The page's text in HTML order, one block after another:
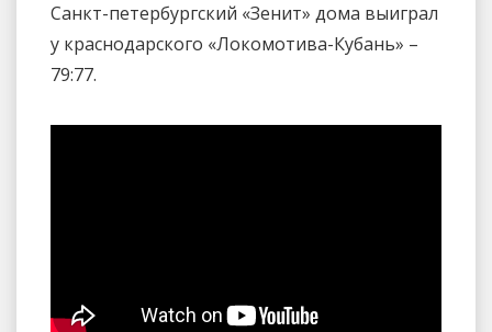
Санкт-петербургский «Зенит» дома выиграл
у краснодарского «Локомотива-Кубань» –
79:77.